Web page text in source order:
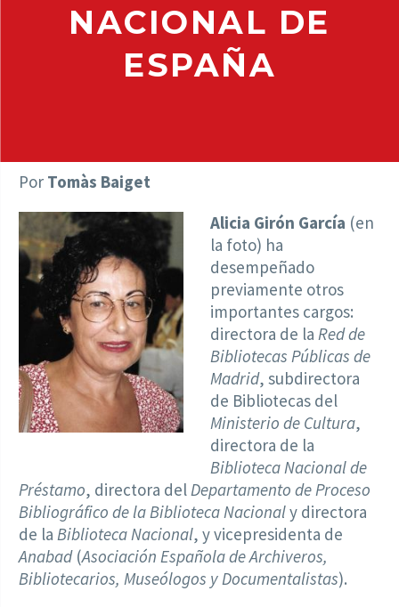
NACIONAL DE
ESPAÑA
Por Tomàs Baiget
Alicia Girón García (en
la foto) ha
desempeñado
previamente otros
importantes cargos:
directora de laRed de
Bibliotecas Públicas de
Madrid, subdirectora
de Bibliotecas del
Ministerio de Cultura,
directora de la
Biblioteca Nacional de
Préstamo, directora delDepartamento de Proceso
Bibliográfico de la Biblioteca Nacionaly directora
de la Biblioteca Nacional, y vicepresidenta de
Anabad (Asociación Española de Archiveros,
Bibliotecarios, Museólogos y Documentalistas).